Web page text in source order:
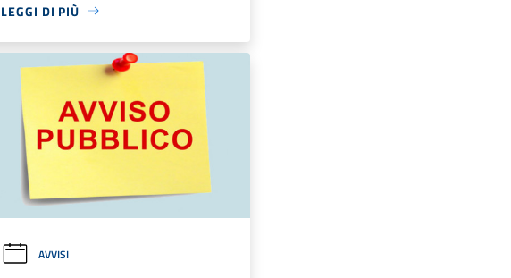
LEGGI DI PIÙ
AVVISI